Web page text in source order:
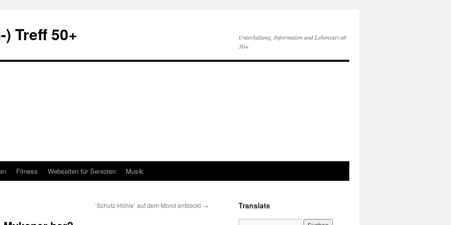
Treff 50+
Unterhaltung, Information und Lebensart ab
50+
Fitness Webseiten für Senioren Musik
‘Schutz-Höhle’ auf dem Mond entdeckt → Translate